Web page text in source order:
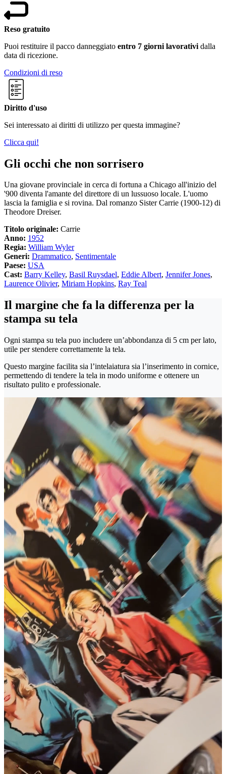
Reso gratuito
Puoi restituire il pacco danneggiato entro 7 giorni lavorativi dalla
data di ricezione.
Condizioni di reso
Diritto d'uso
Sei interessato ai diritti di utilizzo per questa immagine?
Clicca qui!
Gli occhi che non sorrisero
Una giovane provinciale in cerca di fortuna a Chicago all'inizio del
'900 diventa l'amante del direttore di un lussuoso locale. L'uomo
lascia la famiglia e si rovina. Dal romanzo Sister Carrie (1900-12) di
Theodore Dreiser.
Titolo originale: Carrie
Anno: 1952
Regia: William Wyler
Generi: Drammatico, Sentimentale
Paese: USA
Cast: Barry Kelley, Basil Ruysdael, Eddie Albert, Jennifer Jones,
Laurence Olivier, Miriam Hopkins, Ray Teal
Il margine che fa la differenza per la
stampa su tela
Ogni stampa su tela puo includere un’abbondanza di 5 cm per lato,
utile per stendere correttamente la tela.
Questo margine facilita sia l’intelaiatura sia l’inserimento in cornice,
permettendo di tendere la tela in modo uniforme e ottenere un
risultato pulito e professionale.